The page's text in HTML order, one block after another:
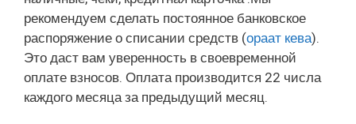
рекомендуем сделать постоянное банковское
распоряжение о списании средств (ораат кева).
Это даст вам уверенность в своевременной
оплате взносов. Оплата производится 22 числа
каждого месяца за предыдущий месяц.